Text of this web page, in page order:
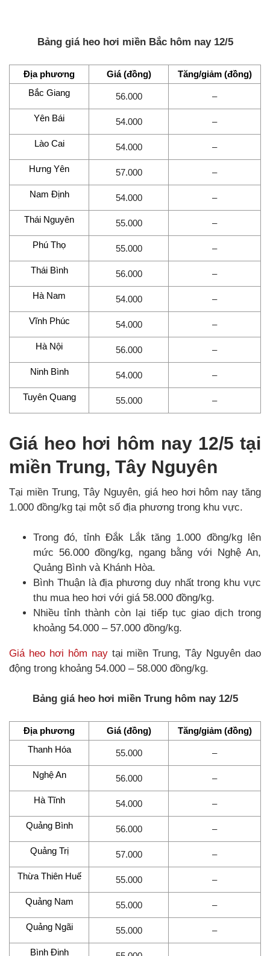
Bảng giá heo hơi miền Bắc hôm nay 12/5
Địa phương Giá (đồng)
Tăng/giảm (đồng)
Bắc Giang
56.000 –
Yên Bái 54.000 –
Lào Cai 54.000 –
Hưng Yên 57.000 –
Nam Định 54.000 –
Thái Nguyên 55.000 –
Phú Thọ 55.000 –
Thái Bình 56.000 –
Hà Nam 54.000 –
Vĩnh Phúc 54.000 –
Hà Nội 56.000 –
Ninh Bình 54.000 –
Tuyên Quang 55.000 –
Giá heo hơi hôm nay 12/5 tại
miền Trung, Tây Nguyên
Tại miền Trung, Tây Nguyên, giá heo hơi hôm nay tăng
1.000 đồng/kg tại một số địa phương trong khu vực.
Trong đó, tỉnh Đắk Lắk tăng 1.000 đồng/kg lên
mức 56.000 đồng/kg, ngang bằng với Nghệ An,
Quảng Bình và Khánh Hòa.
Bình Thuận là địa phương duy nhất trong khu vực
thu mua heo hơi với giá 58.000 đồng/kg.
Nhiều tỉnh thành còn lại tiếp tục giao dịch trong
khoảng 54.000 – 57.000 đồng/kg.
Giá heo hơi hôm naytại miền Trung, Tây Nguyên dao
động trong khoảng 54.000 – 58.000 đồng/kg.
Bảng giá heo hơi miền Trung hôm nay 12/5
Địa phương Giá (đồng)
Tăng/giảm (đồng)
Thanh Hóa
55.000 –
Nghệ An 56.000 –
Hà Tĩnh 54.000 –
Quảng Bình 56.000 –
Quảng Trị 57.000 –
Thừa Thiên Huế 55.000 –
Quảng Nam 55.000 –
Quảng Ngãi 55.000 –
Bình Định